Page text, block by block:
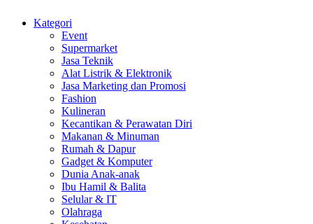
Kategori
Event
Supermarket
Jasa Teknik
Alat Listrik & Elektronik
Jasa Marketing dan Promosi
Fashion
Kulineran
Kecantikan & Perawatan Diri
Makanan & Minuman
Rumah & Dapur
Gadget & Komputer
Dunia Anak-anak
Ibu Hamil & Balita
Selular & IT
Olahraga